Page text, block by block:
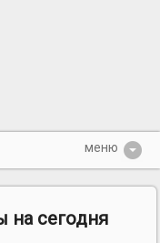
на сегодня